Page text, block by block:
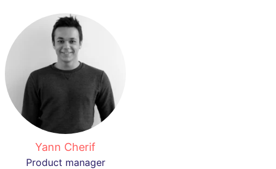
Yann Cherif
Product manager